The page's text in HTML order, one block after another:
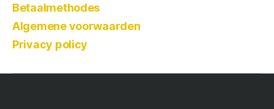
Betaalmethodes
Algemene voorwaarden
Privacy policy